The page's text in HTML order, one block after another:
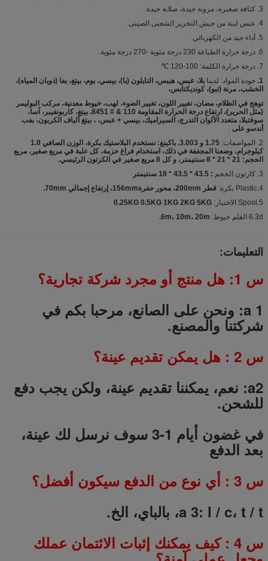
3. كثافة صغيرة، مرونة جيدة، صلابة جيدة.
4. عبس لينة من جيش التحرير الشعبى الصينى.
5. أداء جيد من الكهربائي.
6. درجة حرارة الطباعة 230 درجة مئوية -270 درجة مئوية.
7. درجة حرارة الكلمة: 100-120 ℃
1. جودة المواد: لدينا بلا، عبس، هيبس، النايلون (با)، بيسي، بوم، بيتغ، بفا (ذوبان المياه)،
الخشب، مرنة (تبو)، كونديكتابس،
توهج في الظلام، مضان، تغيير اللون، تغيير الضوء، لهب، خيوط معدنية، مركب البوليمر
(مثل الحرير)، ارتفاع درجة الحرارة المقاومة 110 & # 8451. بيتغ، كاربونفيبر، آسا،
سوفتبلا، متعدد الألوان التدرج، السيراميك، بيسي + عبس، ، بيتغ ألياف الكربون، بفب
أندسو على .
2. المواصفات:
1.75 و 3.003. باكينغ: نستخدم البلاستيك بكرة، الوزن الصافي 1.0
كيلوجرام، وضعنا المجففة في ذلك، استخدام فراغ حزمة، كل علبة في مربع صغير، مربع
الحجم: 21 * 21 * 8 سنتيمتر، و كل 8 مربع صغير في الكرتون الرئيسي.
3. كارتون الحجم
: 43.5 * 43.5 * 18 سنتيمتر
4.Plastic بكرة:
قطر 200mm، محور حفرة156mm، إرتفاع إجمالي 70mm.
5.Spool الاختيار:
0.25KG 0.5KG 1KG 2KG 5KG
6.3d القلم خيوط:
6m، 10m، 20m.
التعليمات:
س 1: هل منتج أو مجرد شركة تجارية؟
a 1: ونحن على الصانع، مرحبا بكم في
شركتنا والمصنع.
س 2 : هل يمكن تقديم عينة؟
a2: نعم، يمكننا تقديم عينة، ولكن يجب دفع
للشحن.
في غضون أيام 1-3 سوف نرسل لك عينة،
بعد الدفع
س 3 : أي نوع من الدفع سيكون أفضل؟
a 3: l / c، t / t، بالباي، الخ.
س 4 : كيف يمكنك إثبات الائتمان عملك